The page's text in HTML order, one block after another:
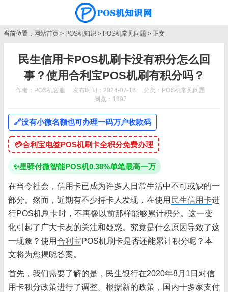
当前位置： 网站首页 > POS机知识 > POS机常见问题 > 正文
民生信用卡POS机刷卡没有积分怎么回
事？使用合利宝POS机刷有积分吗？
作者：POS机客服 发布时间：2024-07-18 分类： POS机常见问题
浏览：1897
🔗没有小微名额也可办理一码万户收款码
💳合利宝电签POS机刷卡全积分免费办理
✨星驿付微智能POS机0.38%单笔最高一万
在当今社会，信用卡已成为许多人日常生活中不可或缺的一
部分。然而，近期有不少持卡人发现，在使用 民生信用卡进
行POS机刷卡时，不再像以前那样能够累计积分。这一变
化引起了广大卡友的关注和疑惑。究竟是什么原因导致了这
一现象？使用合利宝POS机刷卡是否还能累计积分呢？本
文将为您揭晓答案。
首先，我们需要了解的是，民生银行在2020年8月1日对信
用卡积分政策进行了调整。根据新的政策，国内十多家支付